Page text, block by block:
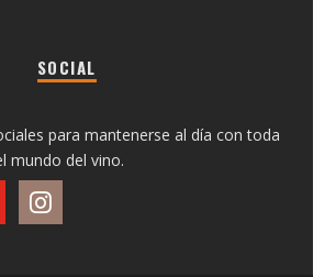
SOCIAL
para mantenerse al día con toda
mundo del vino.